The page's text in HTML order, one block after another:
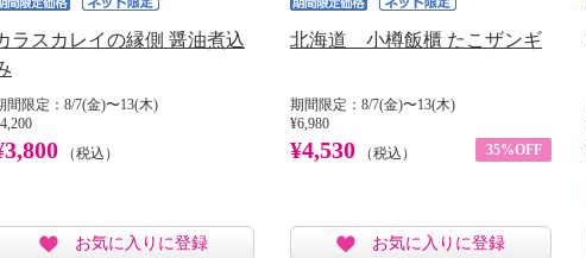
ラスカレイの縁側 醤油煮込
間限定：8/7(金)〜13(木)
（税込）
お気に入りに登録
北海道 小樽飯櫃 たこザンギ
期間限定：8/7(金)〜13(木)
¥6,980
¥4,530 （税込） 35%OFF
お気に入りに登録